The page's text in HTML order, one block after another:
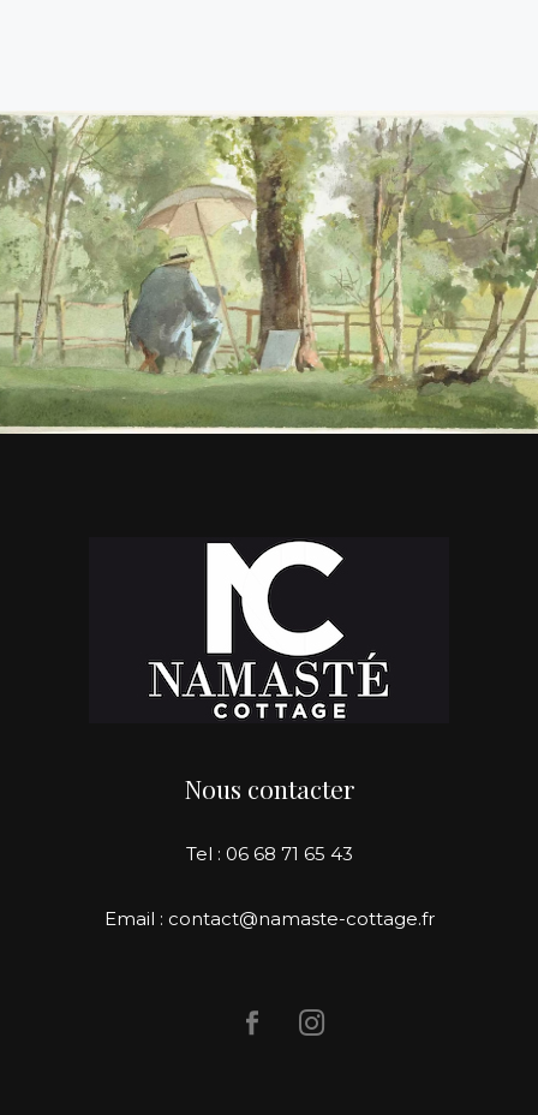
Nous contacter
Tel : 06 68 71 65 43
Email : contact@namaste-cottage.fr